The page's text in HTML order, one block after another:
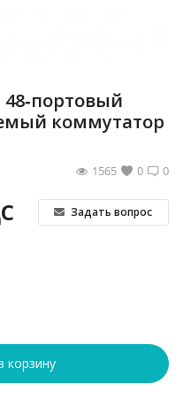
48‑портовый
коммутатор
0
0
1565
Задать вопрос
корзину